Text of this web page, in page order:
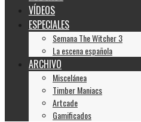
VÍDEOS
ESPECIALES
Semana The Witcher 3
La escena española
ARCHIVO
Miscelánea
Timber Maniacs
Artcade
Gamificados